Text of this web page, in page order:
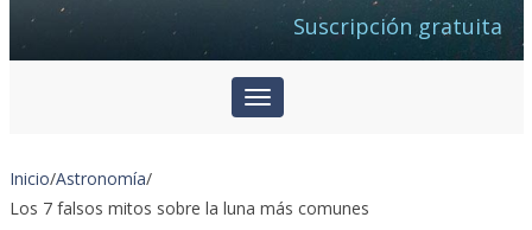
Suscripción gratuita
Inicio/Astronomía/
Los 7 falsos mitos sobre la luna más comunes